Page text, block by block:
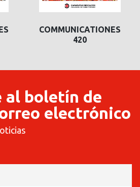
COMMUNICATIONES
420
al boletín de
electrónico